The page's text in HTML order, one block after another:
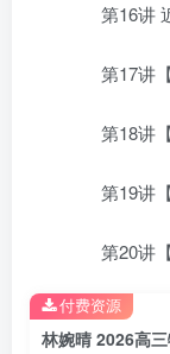
第16讲 近
第17讲【
第18讲【
第19讲【
第20讲【
付费资源